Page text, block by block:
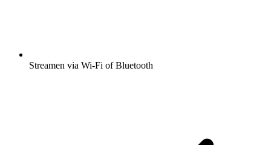
Streamen via Wi-Fi of Bluetooth